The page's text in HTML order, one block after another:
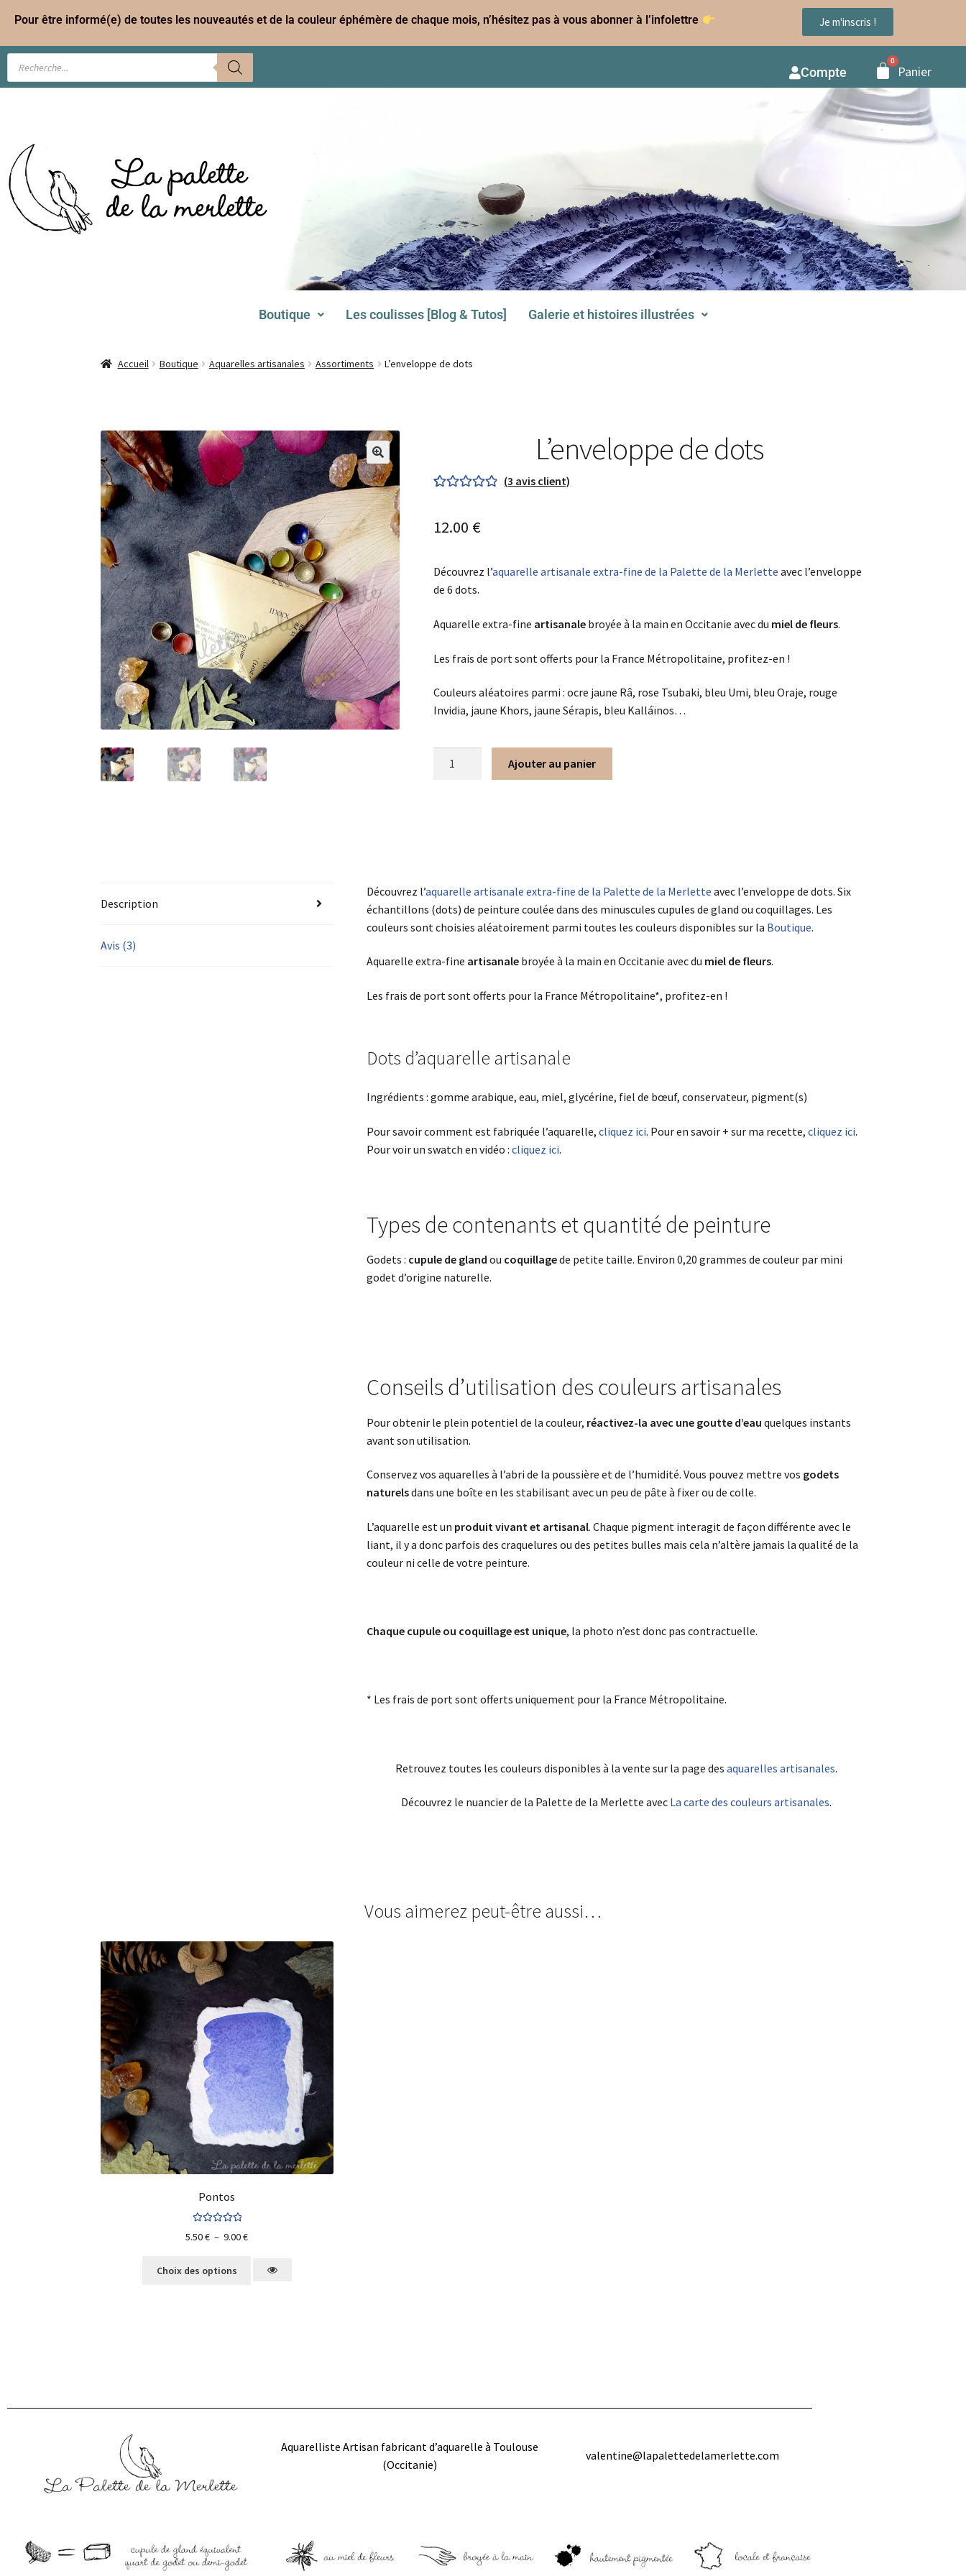
Pour être informé(e) de toutes les nouveautés et de la couleur éphémère de chaque mois, n’hésitez pas à vous abonner à l’infolettre Je m'inscris !
Compte Panier
Boutique Les coulisses [Blog & Tutos] Galerie et histoires illustrées
Accueil Boutique Aquarelles artisanales Assortiments L’enveloppe de dots
🔍
L’enveloppe de dots
notations
(3 avis client)
12.00 €
Découvrez l’aquarelle artisanale extra-fine de la Palette de la Merlette avec l’enveloppe
de 6 dots.
Aquarelle extra-fine artisanalebroyée à la main en Occitanie avec du miel de fleurs.
Les frais de port sont offerts pour la France Métropolitaine, profitez-en !
Couleurs aléatoires parmi : ocre jaune Râ, rose Tsubaki, bleu Umi, bleu Oraje, rouge
Invidia, jaune Khors, jaune Sérapis, bleu Kalláïnos…
Ajouter au panier
Description
Avis (3)
Découvrez l’aquarelle artisanale extra-fine de la Palette de la Merlette avec l’enveloppe de dots. Six
échantillons (dots) de peinture coulée dans des minuscules cupules de gland ou coquillages. Les
couleurs sont choisies aléatoirement parmi toutes les couleurs disponibles sur la Boutique.
Aquarelle extra-fine artisanale broyée à la main en Occitanie avec du miel de fleurs.
Les frais de port sont offerts pour la France Métropolitaine*, profitez-en !
Dots d’aquarelle artisanale
Ingrédients : gomme arabique, eau, miel, glycérine, fiel de bœuf, conservateur, pigment(s)
Pour savoir comment est fabriquée l’aquarelle,cliquez ici. Pour en savoir + sur ma recette,cliquez ici.
Pour voir un swatch en vidéo :cliquez ici.
Types de contenants et quantité de peinture
Godets : cupule de gland ou coquillagede petite taille. Environ 0,20 grammes de couleur par mini
godet d’origine naturelle.
Conseils d’utilisation des couleurs artisanales
Pour obtenir le plein potentiel de la couleur, réactivez-la avec une goutte d’eau quelques instants
avant son utilisation.
Conservez vos aquarelles à l’abri de la poussière et de l’humidité. Vous pouvez mettre vos godets
naturelsdans une boîte en les stabilisant avec un peu de pâte à fixer ou de colle.
L’aquarelle est un produit vivant et artisanal. Chaque pigment interagit de façon différente avec le
liant, il y a donc parfois des craquelures ou des petites bulles mais cela n’altère jamais la qualité de la
couleur ni celle de votre peinture.
Chaque cupule ou coquillage est unique, la photo n’est donc pas contractuelle.
* Les frais de port sont offerts uniquement pour la France Métropolitaine.
Retrouvez toutes les couleurs disponibles à la vente sur la page des aquarelles artisanales.
Découvrez le nuancier de la Palette de la Merlette avec La carte des couleurs artisanales.
Vous aimerez peut-être aussi…
Pontos
5.50€ – 9.00€
Choix des options
Aquarelliste Artisan fabricant d’aquarelle à Toulouse
(Occitanie)
valentine@lapalettedelamerlette.com